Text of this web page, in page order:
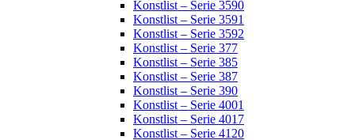
Konstlist – Serie 3590
Konstlist – Serie 3591
Konstlist – Serie 3592
Konstlist – Serie 377
Konstlist – Serie 385
Konstlist – Serie 387
Konstlist – Serie 390
Konstlist – Serie 4001
Konstlist – Serie 4017
Konstlist – Serie 4120